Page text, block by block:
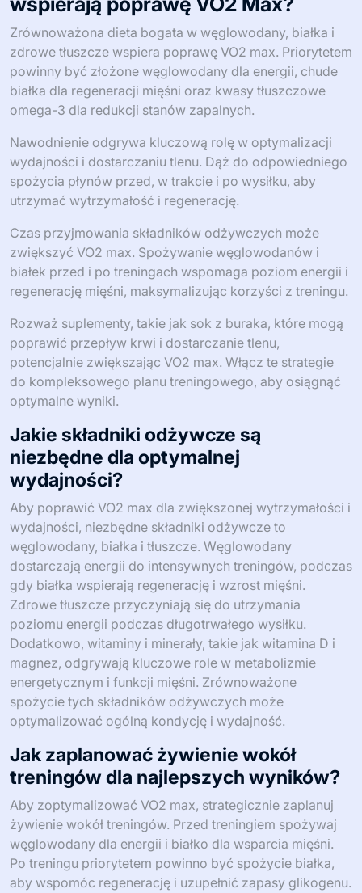
Jakie strategie żywieniowe
wspierają poprawę VO2 Max?
Zrównoważona dieta bogata w węglowodany, białka i
zdrowe tłuszcze wspiera poprawę VO2 max. Priorytetem
powinny być złożone węglowodany dla energii, chude
białka dla regeneracji mięśni oraz kwasy tłuszczowe
omega-3 dla redukcji stanów zapalnych.
Nawodnienie odgrywa kluczową rolę w optymalizacji
wydajności i dostarczaniu tlenu. Dąż do odpowiedniego
spożycia płynów przed, w trakcie i po wysiłku, aby
utrzymać wytrzymałość i regenerację.
Czas przyjmowania składników odżywczych może
zwiększyć VO2 max. Spożywanie węglowodanów i
białek przed i po treningach wspomaga poziom energii i
regenerację mięśni, maksymalizując korzyści z treningu.
Rozważ suplementy, takie jak sok z buraka, które mogą
poprawić przepływ krwi i dostarczanie tlenu,
potencjalnie zwiększając VO2 max. Włącz te strategie
do kompleksowego planu treningowego, aby osiągnąć
optymalne wyniki.
Jakie składniki odżywcze są
niezbędne dla optymalnej
wydajności?
Aby poprawić VO2 max dla zwiększonej wytrzymałości i
wydajności, niezbędne składniki odżywcze to
węglowodany, białka i tłuszcze. Węglowodany
dostarczają energii do intensywnych treningów, podczas
gdy białka wspierają regenerację i wzrost mięśni.
Zdrowe tłuszcze przyczyniają się do utrzymania
poziomu energii podczas długotrwałego wysiłku.
Dodatkowo, witaminy i minerały, takie jak witamina D i
magnez, odgrywają kluczowe role w metabolizmie
energetycznym i funkcji mięśni. Zrównoważone
spożycie tych składników odżywczych może
optymalizować ogólną kondycję i wydajność.